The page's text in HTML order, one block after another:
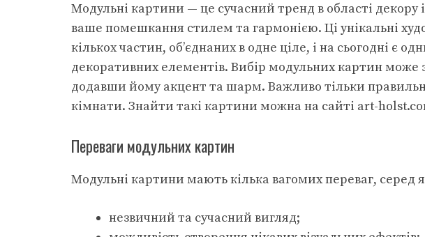
Модульні картини — це сучасний тренд в області декору
ваше помешкання стилем та гармонією. Ці унікальні
кількох частин, об’єднаних в одне ціле, і на сьогодні є
декоративних елементів. Вибір модульних картин
додавши йому акцент та шарм. Важливо тільки
кімнати. Знайти такі картини можна на сайті art-
Переваги модульних картин
Модульні картини мають кілька вагомих переваг, серед
незвичний та сучасний вигляд;